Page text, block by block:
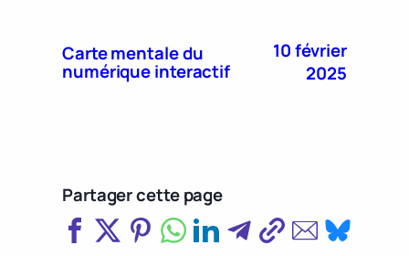
Carte mentale du
numérique interactif
10 février
2025
Partager cette page